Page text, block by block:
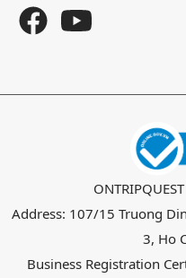
Address: 107/15 Truong
3, Ho
Business Registration